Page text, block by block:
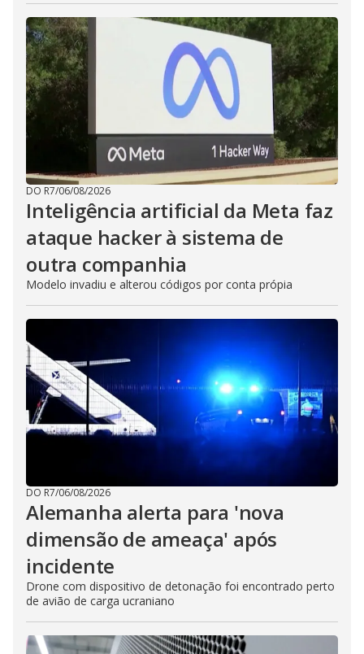
DO R7/06/08/2026
Inteligência artificial da Meta faz
ataque hacker à sistema de
outra companhia
Modelo invadiu e alterou códigos por conta própia
DO R7/06/08/2026
Alemanha alerta para 'nova
dimensão de ameaça' após
incidente
Drone com dispositivo de detonação foi encontrado perto
de avião de carga ucraniano